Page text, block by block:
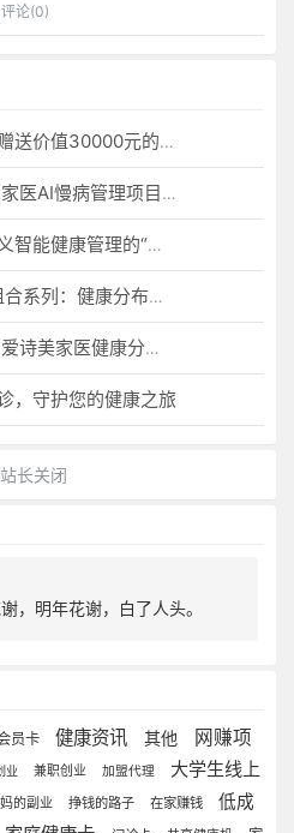
评论(0)
数智化门店系统一套（含硬件）
募区域合伙人，低投入，高回报，长收益
管理的“医疗级守护者”
管理系统，可落地在健康小屋，社区服务中心等等
机，社区服务中心，药店，健康小屋都需要
，守护您的健康之旅
长关闭
，明年花谢，白了人头。
员卡 健康资讯 其他
网赚项
业 兼职创业 加盟代理
大学生线上
的副业 挣钱的路子 在家赚钱
低成